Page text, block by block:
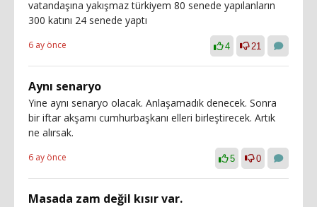
vatandaşına yakışmaz türkiyem 80 senede yapılanların
300 katını 24 senede yaptı
6 ay önce 4 21
Aynı senaryo
Yine aynı senaryo olacak. Anlaşamadık denecek. Sonra
bir iftar akşamı cumhurbaşkanı elleri birleştirecek. Artık
ne alırsak.
6 ay önce 5 0
Masada zam değil kısır var.